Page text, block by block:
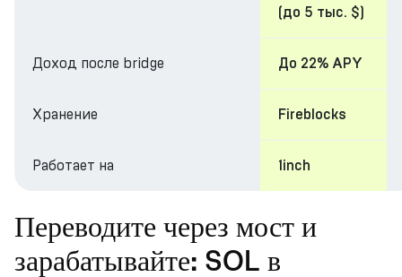
(до 5 тыс. $)
Доход после bridge До 22% APY
Хранение Fireblocks
Работает на 1inch
Переводите через мост и
зарабатывайте: SOL в